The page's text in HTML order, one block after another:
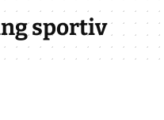
sportiv